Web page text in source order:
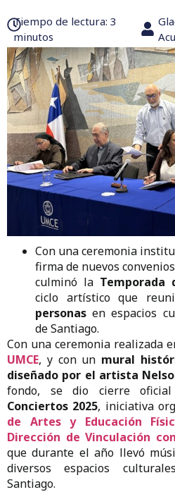
Tiempo de lectura:‎ 3
minutos
Con una ceremonia
firma de nuevos
culminó la Temporada
ciclo artístico que
personas en espacios
de Santiago.
Con una ceremonia realizada
UMCE, y con un mural
diseñado por el artista
fondo, se dio cierre
Conciertos 2025, iniciativa
de Artes y Educación
Dirección de Vinculación
que durante el año llevó
diversos espacios
Santiago.